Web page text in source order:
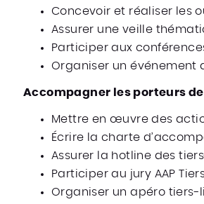
Concevoir et réaliser les
Assurer une veille
Participer aux
Organiser un événement
Accompagner les porteurs
Mettre en œuvre des
Écrire la charte
Assurer la hotline des
Participer au jury AAP
Organiser un apéro tiers-